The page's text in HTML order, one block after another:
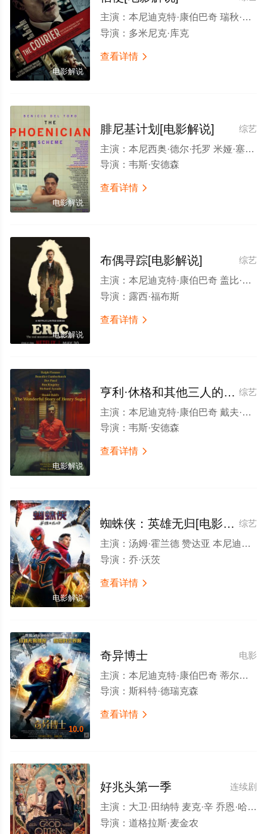
电影解说
主演： 本尼迪克特·康伯巴奇 瑞秋·布罗斯纳安 梅拉布·尼尼泽 玛丽亚·米罗诺娃 安东·莱瑟 安格斯·瑞特 大卫·巴克-琼斯 米尔斯·理查森 杰西·巴克利 基里尔·皮罗戈夫 Yuri Klimov 马里安·洛伦西克 艾丽丝·奥尔尤因 乔纳森·哈登 伊莲娜·艾尔米纳斯 阿勒斯·比利克 安德烈·库尔加诺夫 奥德·马利 贝恩·科拉科 迪诺·布加迪 Emma Penzina Fred Haig Charles Walters James Schofield Keir Hills Vladimir Chuprikov
导演： 多米尼克·库克
查看详情 
电影解说
综艺
腓尼基计划[电影解说]
主演： 本尼西奥·德尔·托罗 米娅·塞普雷顿 迈克尔·塞拉 汤姆·汉克斯 布莱恩·克兰斯顿 里兹·阿迈德 马修·阿马立克 杰弗里·怀特 理查德·艾欧阿德 斯嘉丽·约翰逊 本尼迪克特·康伯巴奇 鲁伯特·弗兰德 霍普·戴维斯 比尔·默瑞 夏洛特·甘斯布 安东尼娅·德斯普拉特 基特·拉库森 马克斯·毛夫 马修·乔丹 米洛·詹姆斯 杰米·费基克 斯特凡纳·巴克 赫克托·贝特曼·哈登 穆罕默德·贝哈德金
导演： 韦斯·安德森
查看详情 
电影解说
综艺
布偶寻踪[电影解说]
主演： 本尼迪克特·康伯巴奇 盖比·霍夫曼 丹·福勒 麦金利·贝尔彻三世 伊万·莫里斯·豪伊 巴马尔·卡尼 何塞·皮芒道 杰夫·赫普内尔 Erika Soto 唐纳德·萨基·马凯 大卫·丹曼 约阿希姆·乔巴努 阿德普波·奥杜耶 罗伯塔·科林德雷斯 Chloe Claudel 西蒙·曼勇达 克拉克·彼得斯 亚当·西尔弗 韦德·阿兰-马库斯 约翰·道曼
导演： 露西·福布斯
查看详情 
电影解说
综艺
亨利·休格和其他三人的神奇故事[电影解说]
主演： 本尼迪克特·康伯巴奇 戴夫·帕特尔 本·金斯利 理查德·艾欧阿德 拉尔夫·费因斯 戴维·甘特 贾维斯·考科尔 鲁伯特·弗兰德 伯努瓦·赫尔林 Till Sennhenn 阿萨·詹宁斯 奥克塔维欧·塔皮亚 特鲁曼·汉克斯 艾利埃尔·福特
导演： 韦斯·安德森
查看详情 
电影解说
综艺
蜘蛛侠：英雄无归[电影解说]
主演： 汤姆·霍兰德 赞达亚 本尼迪克特·康伯巴奇 雅各布·贝塔隆 托比·马奎尔 安德鲁·加菲尔德 玛丽莎·托梅 乔恩·费儒 王汉斌 威廉·达福 阿尔弗雷德·莫里纳 托马斯·哈登·丘奇 杰米·福克斯 瑞斯·伊凡斯 J·K·西蒙斯 查理·考克斯 安格瑞·赖斯 托尼·雷沃罗利 宝拉·纽瑟姆 汉尼拔·布勒斯 马丁·斯塔尔 J·B·斯穆夫 哈龙·汗 本·范德梅 加里·维克斯 马洛里·霍夫 里贾纳·陈婷 格伦·基奥 帕丽丝·本杰明 朱万达斯·坎迪斯 泰勒·圣克莱尔 小豪尔赫·兰登伯格 何塞·阿尔弗雷多·费尔南德斯 约翰尼·
导演： 乔·沃茨
查看详情 
10.0
电影
奇异博士
主演： 本尼迪克特·康伯巴奇 蒂尔达·斯文顿 麦斯·米科尔森 切瓦特·埃加福 瑞秋·麦克亚当斯 迈克尔·斯图巴 本尼迪克特·黄 本杰明·布拉特 斯科特·阿金斯 莎拉·费希恩 阿拉·萨菲
导演： 斯科特·德瑞克森
查看详情 
连续剧
好兆头第一季
主演： 大卫·田纳特 麦克·辛 乔恩·哈姆 弗兰西斯·麦克多蒙德 本尼迪克特·康伯巴奇 米兰达·理查森 马克·加蒂斯 德里克·雅各比 里斯·谢尔史密斯 山姆·泰勒·巴克 珊·布鲁克 丹尼尔·梅斯 奥利 杰克·怀特霍尔 安玛·里斯 迈克尔·麦基恩 伊兰·加尔科夫 阿德里娅·阿霍纳 阿尔菲·泰勒 保罗·查希迪 奈德·丹内利 西蒙·梅雷尔斯 杜恩·麦基琴 格洛里亚·奥比安约 阿利安·巴克瑞 安娜·麦克西维尔·马丁 米瑞·伊诺丝 布莱恩·考克斯 洛德斯·法比尔斯 优素福·盖特伍德 比尔·帕特森 婕姬·克卢恩 伊丽莎白·贝
导演： 道格拉斯·麦金农